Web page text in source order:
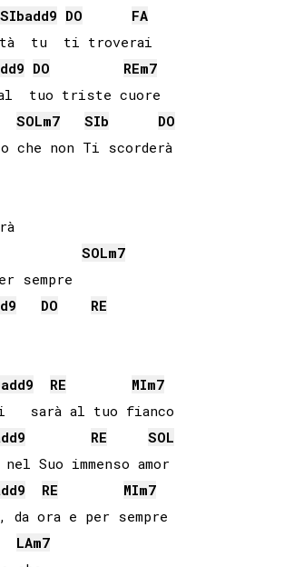
SIbadd9 DO
FA
tu  ti troverai
DO REm7
al  tuo triste cuore
SOLm7 SIb
DO
che non Ti scorderà
SOLm7
sempre
DO
RE
add9 RE MIm7
sarà al tuo fianco
RE
SOL
Suo immenso amor
RE MIm7
da ora e per sempre
LAm7